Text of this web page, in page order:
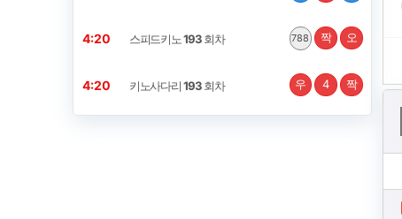
4:20 스피드키노193회차 788 짝 오
4:20 키노사다리193회차 우 4 짝